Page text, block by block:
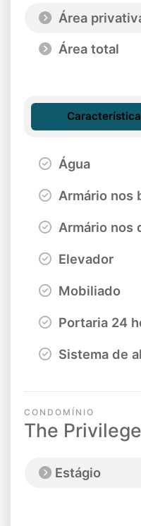
Área
Área total
Água
Armário nos
Armário nos
Elevador
Mobiliado
Portaria 24
Sistema de
CONDOMÍNIO
The Privilege
Estágio